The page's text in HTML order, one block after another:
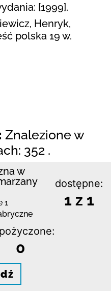
[1999].
Henryk,
polska 19 w.
Znalezione w
352 .
w
1
dostępne:
1 z 1
0